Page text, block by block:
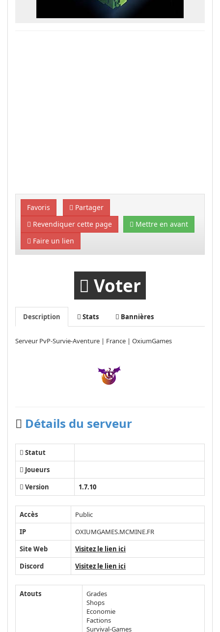
Favoris
Partager
Revendiquer cette page
Mettre en avant
Faire un lien
Voter
Description Stats Bannières
Serveur PvP-Survie-Aventure | France | OxiumGames
Détails du serveur
Statut
Joueurs
Version
1.7.10
Accès
Public
IP
OXIUMGAMES.MCMINE.FR
Site Web
Visitez le lien ici
Discord
Visitez le lien ici
Atouts
Grades
Shops
Economie
Factions
Survival-Games